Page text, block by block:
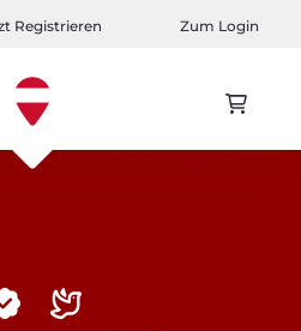
Registrieren Zum Login